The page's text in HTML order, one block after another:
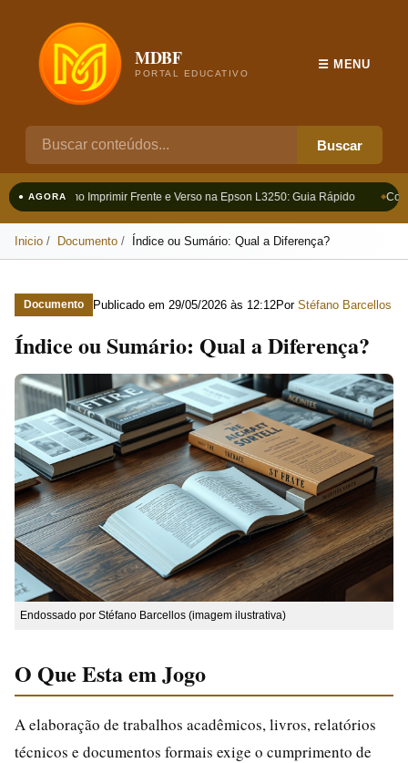
MDBF
PORTAL EDUCATIVO
Buscar
☰ MENU
● AGORAComo Imprimir Frente e Verso na Epson L3250: Guia Rápido
Inicio Documento Índice ou Sumário: Qual a Diferença?
Documento Publicado em 29/05/2026 às 12:12Por Stéfano Barcellos
Índice ou Sumário: Qual a Diferença?
Endossado por Stéfano Barcellos (imagem ilustrativa)
O Que Esta em Jogo
A elaboração de trabalhos acadêmicos, livros, relatórios
técnicos e documentos formais exige o cumprimento de